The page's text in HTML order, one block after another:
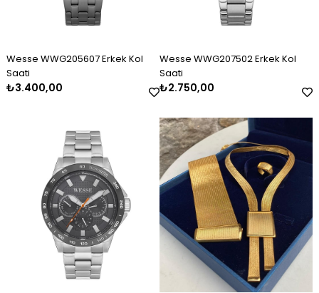
Wesse WWG205607 Erkek Kol
Saati
₺3.400,00
Wesse WWG207502 Erkek Kol
Saati
₺2.750,00